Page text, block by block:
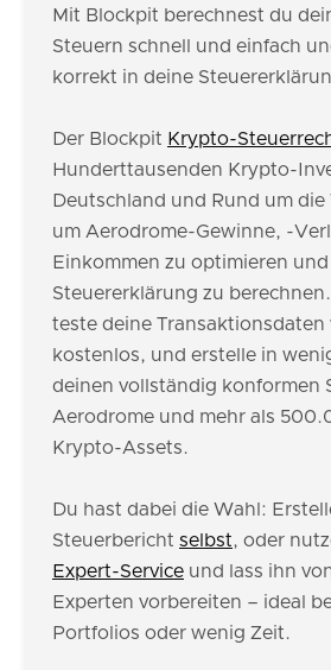
Mit Blockpit berechnest du
Steuern schnell und einfach
korrekt in deine
Der Blockpit Krypto-
Hunderttausenden Krypto-
Deutschland und Rund um
um Aerodrome-Gewinne, -
Einkommen zu optimieren
Steuererklärung zu
teste deine
kostenlos, und erstelle in
deinen vollständig konformen
Aerodrome und mehr als
Krypto-Assets.
Du hast dabei die Wahl:
Steuerbericht selbst, oder
Expert-Service und lass ihn
Experten vorbereiten – ideal
Portfolios oder wenig Zeit.